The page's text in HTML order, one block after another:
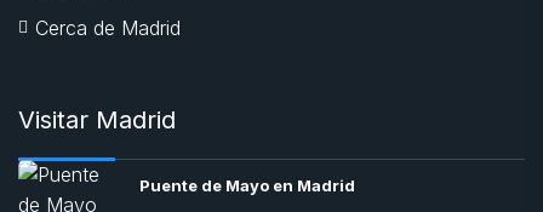
Cerca de Madrid
Visitar Madrid
Puente de Mayo en Madrid